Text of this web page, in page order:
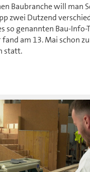
Baubranche will man
zwei Dutzend
so genannten Bau-Info-
am 13. Mai schon
statt.